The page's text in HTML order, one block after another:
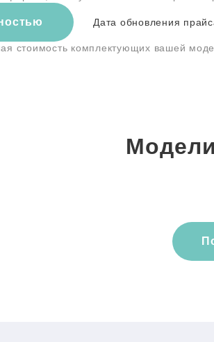
Дата обновления
стоимость комплектующих вашей